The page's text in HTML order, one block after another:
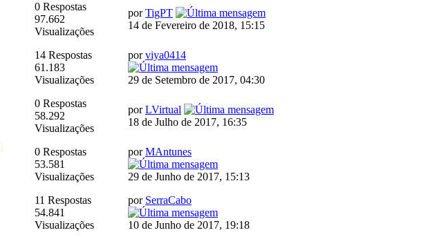
0 Respostas
97.662
Visualizações
porTigPT
14 de Fevereiro de 2018, 15:15
14 Respostas
61.183
Visualizações
porviya0414
29 de Setembro de 2017, 04:30
0 Respostas
58.292
Visualizações
porLVirtual
18 de Julho de 2017, 16:35
0 Respostas
53.581
Visualizações
porMAntunes
29 de Junho de 2017, 15:13
11 Respostas
54.841
Visualizações
por SerraCabo
10 de Junho de 2017, 19:18